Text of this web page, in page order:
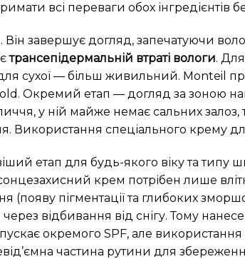
всі переваги обох інгредієнтів
завершує догляд, запечатуючи
трансепідермальній втраті вологи.
сухої — більш живильний. Monteil
Окремий етап — догляд за зоною
у ній майже немає сальних
Використання спеціального крему
етап для будь-якого віку та типу
крем потрібен лише
(появу пігментації та глибоких
відбивання від снігу. Тому
окремого SPF, але
частина рутини для